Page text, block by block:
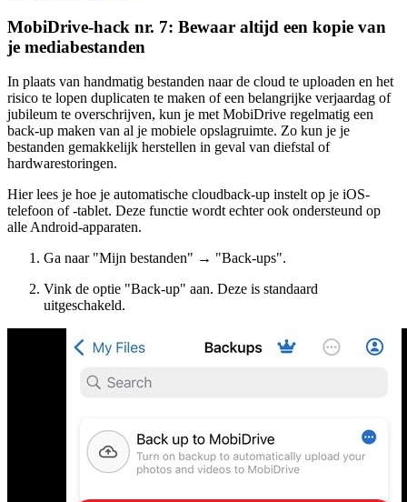
MobiDrive-hack nr. 7: Bewaar altijd een kopie van
je mediabestanden
In plaats van handmatig bestanden naar de cloud te uploaden en het
risico te lopen duplicaten te maken of een belangrijke verjaardag of
jubileum te overschrijven, kun je met MobiDrive regelmatig een
back-up maken van al je mobiele opslagruimte. Zo kun je je
bestanden gemakkelijk herstellen in geval van diefstal of
hardwarestoringen.
Hier lees je hoe je automatische cloudback-up instelt op je iOS-
telefoon of -tablet. Deze functie wordt echter ook ondersteund op
alle Android-apparaten.
Ga naar "Mijn bestanden" → "Back-ups".
Vink de optie "Back-up" aan. Deze is standaard
uitgeschakeld.